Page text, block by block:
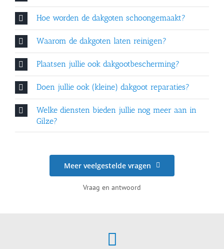
Hoe worden de dakgoten schoongemaakt?
Waarom de dakgoten laten reinigen?
Plaatsen jullie ook dakgootbescherming?
Doen jullie ook (kleine) dakgoot reparaties?
Welke diensten bieden jullie nog meer aan in
Gilze?
Meer veelgestelde vragen
Vraag en antwoord